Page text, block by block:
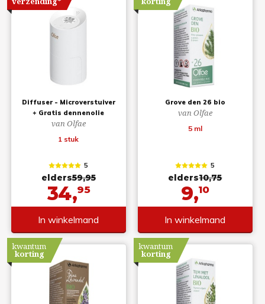
Diffuser - Microverstuiver
+ Gratis dennenolie
van Olfae
1 stuk
5
elders59,95
34,95
In winkelmand
Grove den 26 bio
van Olfae
5 ml
5
elders10,75
9,10
In winkelmand
kwantum
korting
kwantum
korting